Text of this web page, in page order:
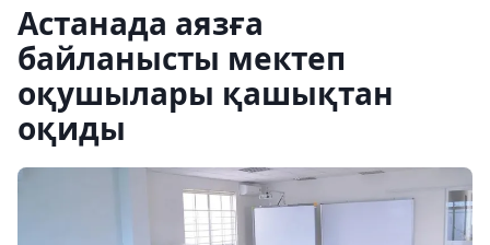
Астанада аязға
байланысты мектеп
оқушылары қашықтан
оқиды